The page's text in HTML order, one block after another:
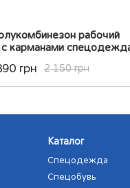
рабочий
с карманами
2 150 грн
грн
Каталог
Спецодежда
Спецобувь